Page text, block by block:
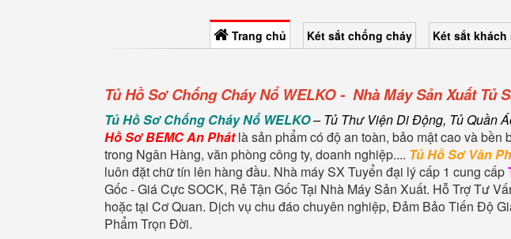
Trang chủ Két sắt chống cháy Két sắt khách
Tủ Hồ Sơ Chống Cháy Nổ WELKO - Nhà Máy Sản Xuất Tủ
Tủ Hồ Sơ Chống Cháy Nổ WELKO– Tủ Thư Viện Di Động, Tủ Quần
Hồ Sơ BEMC An Phátlà sản phẩm có độ an toàn, bảo mật cao và bền
trong Ngân Hàng, văn phòng công ty, doanh nghiệp.... Tủ Hồ Sơ Văn
luôn đặt chữ tín lên hàng đầu. Nhà máy SX Tuyển đại lý cấp 1 cung cấp
Gốc - Giá Cực SOCK, Rẻ Tận Gốc Tại Nhà Máy Sản Xuất. Hỗ Trợ Tư
hoặc tại Cơ Quan. Dịch vụ chu đáo chuyên nghiệp, Đảm Bảo Tiến Độ
Phẩm Trọn Đời.